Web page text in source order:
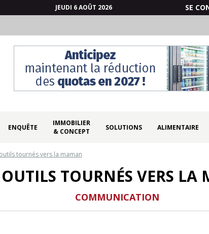
JEUDI 6 AOÛT 2026 SE
ENQUÊTE
IMMOBILIER
& CONCEPT
SOLUTIONS ALIMENTAIRE
tournés vers la maman
OUTILS TOURNÉS VERS LA
COMMUNICATION